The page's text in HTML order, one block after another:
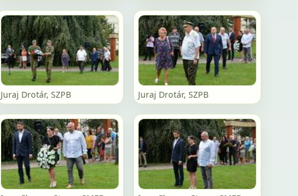
Juraj Drotár, SZPB Juraj Drotár, SZPB